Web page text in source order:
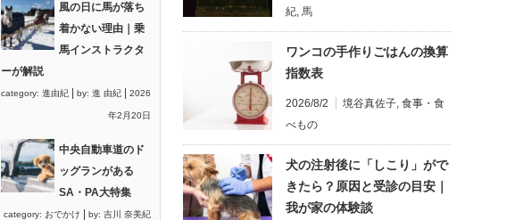
風の日に馬が落ち
着かない理由｜乗
馬インストラクタ
ーが解説
category: 進由紀 by: 進 由紀 2026
年2月20日
中央自動車道のド
ッグランがある
SA・PA大特集
category: おでかけ by: 吉川 奈美紀
紀, 馬
ワンコの手作りごはんの換算
指数表
2026/8/2 境谷真佐子, 食事・食
べもの
犬の注射後に「しこり」がで
きたら？原因と受診の目安｜
我が家の体験談